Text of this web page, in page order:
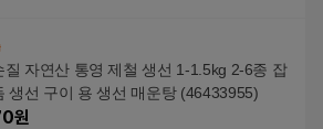
질 자연산 통영 제철 생선 1-1.5kg 2-6종 잡
생선 구이 용 생선 매운탕 (46433955)
원